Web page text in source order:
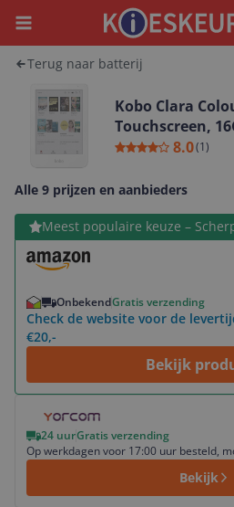
Menu
Terug naar batterij
Kobo Clara
Touchscreen,
8.0(1)
Alle 9 prijzen en aanbieders
Meest populaire keuze –
OnbekendGratis verzending
Check de website voor de
€20,-
Bekijk
Bekijk product
24 uurGratis verzending
Op werkdagen voor 17:00 uur besteld,
Bekijk